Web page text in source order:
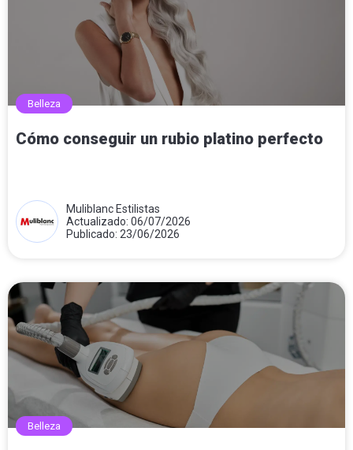
Belleza
Cómo conseguir un rubio platino perfecto
Muliblanc Estilistas
Actualizado: 06/07/2026
Publicado: 23/06/2026
Belleza